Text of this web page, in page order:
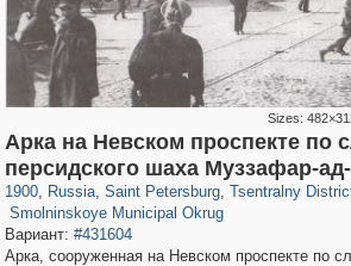
Sizes:
Арка на Невском проспекте по
персидского шаха Муззафар-
1900, Russia
1,406,255 29,243
, Saint Petersburg
197,112 5,709
, Tsentralny
50,221 1,833
Smolninskoye Municipal Okrug
7,047 152
Вариант: #431604
Арка, сооруженная на Невском проспекте по